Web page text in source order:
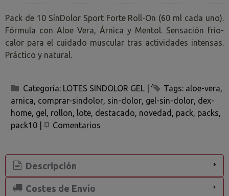
Pack de 10 SínDolor Sport Forte Roll-On (60 ml cada uno).
Fórmula con Aloe Vera, Árnica y Mentol. Sensación frío-
calor para el cuidado muscular tras actividades intensas.
Práctico y natural.
Categoría: LOTES SINDOLOR GEL Tags: aloe-vera
arnica comprar-sindolor sin-dolor gel-sin-dolor dex-
home gel rollon lote destacado novedad pack packs
pack10
Comentarios
Descripción
Costes de Envío